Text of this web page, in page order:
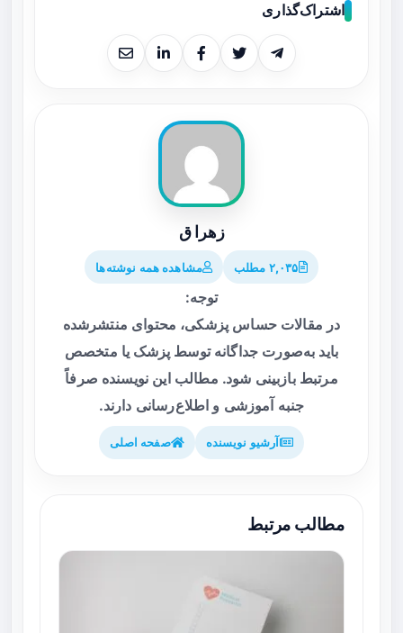
اشتراک‌گذاری
زهرا ق
۲,۰۳۵ مطلب مشاهده همه نوشته‌ها
توجه:
در مقالات حساس پزشکی، محتوای منتشرشده
باید به‌صورت جداگانه توسط پزشک یا متخصص
مرتبط بازبینی شود. مطالب این نویسنده صرفاً
جنبه آموزشی و اطلاع‌رسانی دارند.
آرشیو نویسنده صفحه اصلی
مطالب مرتبط